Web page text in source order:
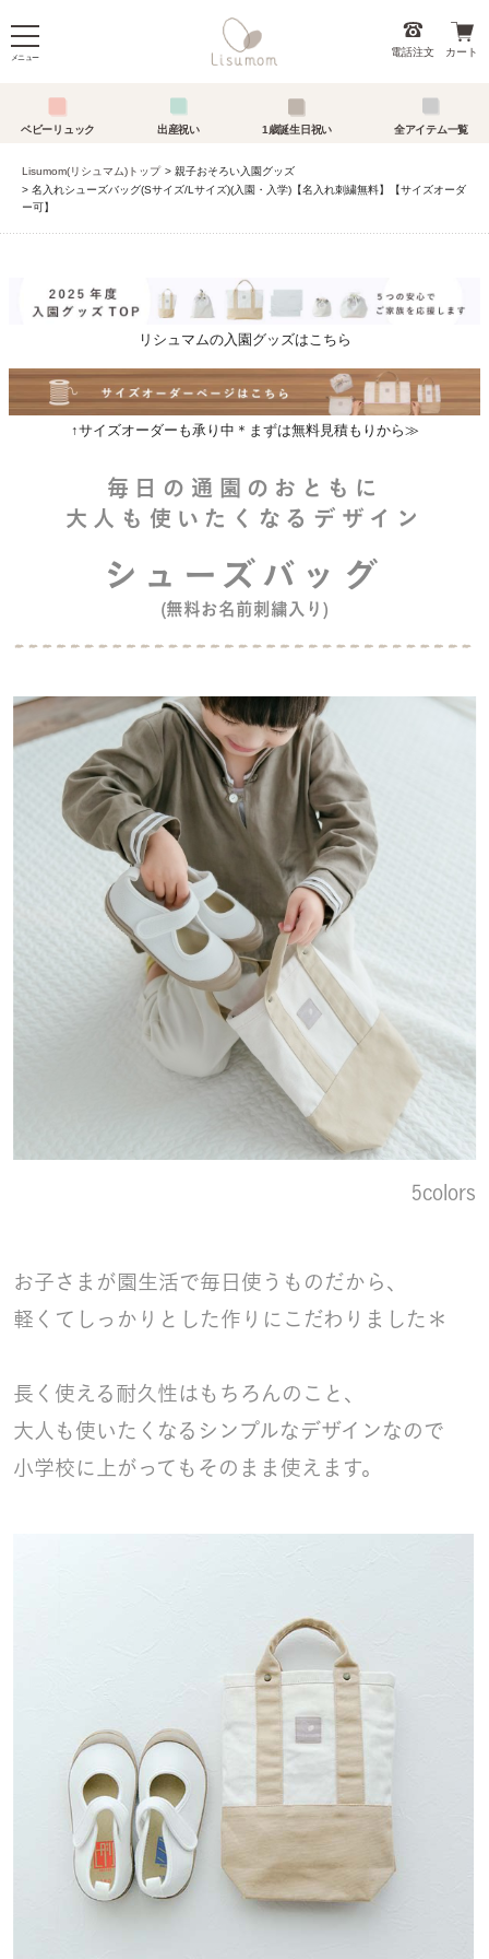
メニュー 電話注文 カート
ベビーリュック 出産祝い 1歳誕生日祝い 全アイテム一覧
Lisumom(リシュマム)トップ
親子おそろい入園グッズ
名入れシューズバッグ(Sサイズ/Lサイズ)(入園・入学)【名入れ刺繍無料】【サイズオーダ
ー可】
リシュマムの入園グッズはこちら
↑サイズオーダーも承り中＊まずは無料見積もりから≫
毎日の通園のおともに
大人も使いたくなるデザイン
シューズバッグ
(無料お名前刺繍入り)
5colors
お子さまが園生活で毎日使うものだから、
軽くてしっかりとした作りにこだわりました＊
長く使える耐久性はもちろんのこと、
大人も使いたくなるシンプルなデザインなので
小学校に上がってもそのまま使えます。